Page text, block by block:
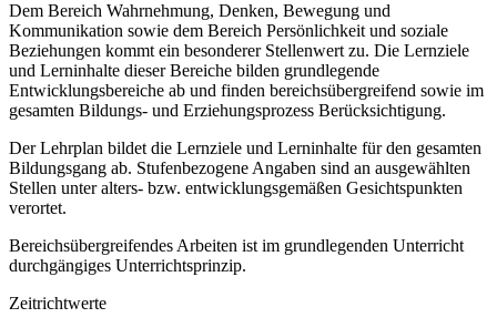
Dem Bereich Wahrnehmung, Denken, Bewegung und
Kommunikation sowie dem Bereich Persönlichkeit und soziale
Beziehungen kommt ein besonderer Stellenwert zu. Die Lernziele
und Lerninhalte dieser Bereiche bilden grundlegende
Entwicklungsbereiche ab und finden bereichsübergreifend sowie im
gesamten Bildungs- und Erziehungsprozess Berücksichtigung.
Der Lehrplan bildet die Lernziele und Lerninhalte für den gesamten
Bildungsgang ab. Stufenbezogene Angaben sind an ausgewählten
Stellen unter alters- bzw. entwicklungsgemäßen Gesichtspunkten
verortet.
Bereichsübergreifendes Arbeiten ist im grundlegenden Unterricht
durchgängiges Unterrichtsprinzip.
Zeitrichtwerte